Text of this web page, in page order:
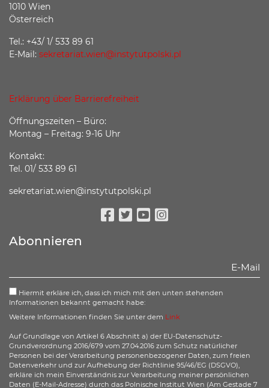
1010 Wien
Österreich
Tel.: +43/ 1/ 533 89 61
E-Mail: sekretariat.wien@instytutpolski.pl
Erklärung über Barrierefreiheit
Öffnungszeiten – Büro:
Montag – Freitag: 9-16 Uhr
Kontakt:
Tel. 01/ 533 89 61
sekretariat.wien@instytutpolski.pl
Abonnieren
Hiermit erkläre ich, dass ich mich mit den unten stehenden
Informationen bekannt gemacht habe:
Weitere Informationen finden Sie unter dem Link
Auf Grundlage von Artikel 6 Abschnitt a) der EU-Datenschutz-
Grundverordnung 2016/679 vom 27.04.2016 zum Schutz natürlicher
Personen bei der Verarbeitung personenbezogener Daten, zum freien
Datenverkehr und zur Aufhebung der Richtlinie 95/46/EG (DSGVO),
erkläre ich mein Einverständnis zur Verarbeitung meiner persönlichen
Daten (E-Mail-Adresse) durch das Polnische Institut Wien (Am Gestade 7